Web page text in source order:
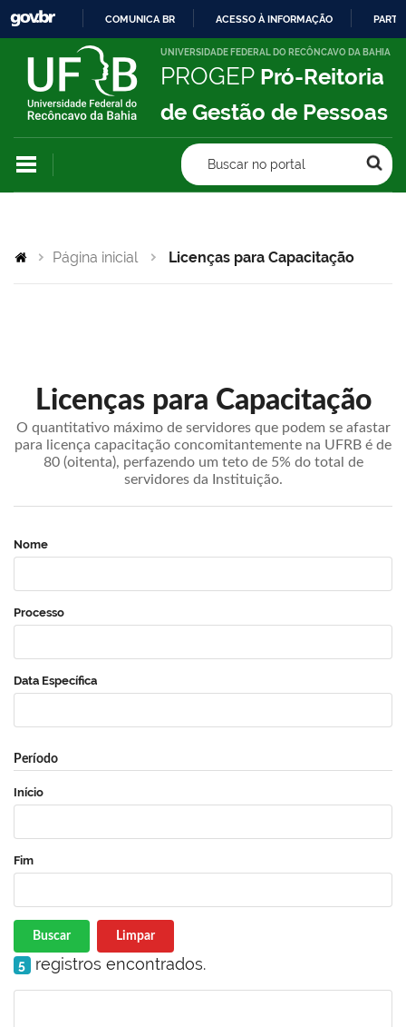
IR
PARA
CONTEÚDO
COMUNICA BR ACESSO À INFORMAÇÃO
UNIVERSIDADE FEDERAL DO RECÔNCAVO DA BAHIA
PROGEP Pró-Reitoria
de Gestão de Pessoas
Buscar no portal
Página inicial Licenças para Capacitação
Licenças para Capacitação
O quantitativo máximo de servidores que podem se afastar
para licença capacitação concomitantemente na UFRB é de
80 (oitenta), perfazendo um teto de 5% do total de
servidores da Instituição.
Nome
Processo
Data Específica
Período
Início
Fim
Buscar Limpar
5 registros encontrados.